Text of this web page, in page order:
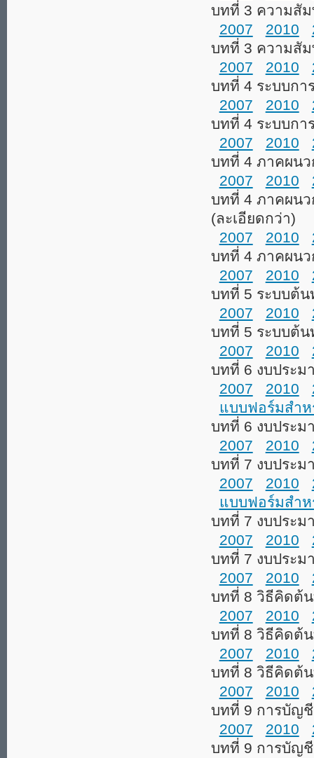
บทที่ 3 ความสั
2007
2010
บทที่ 3 ความสัม
2007
2010
บทที่ 4 ระบบก
2007
2010
บทที่ 4 ระบบกา
2007
2010
บทที่ 4 ภาคผนว
2007
2010
บทที่ 4 ภาคผนว
(ละเอียดกว่า)
2007
2010
บทที่ 4 ภาคผน
2007
2010
บทที่ 5 ระบบต้
2007
2010
บทที่ 5 ระบบต้น
2007
2010
บทที่ 6 งบประม
2007
2010
แบบฟอร์มสำห
บทที่ 6 งบประม
2007
2010
บทที่ 7 งบประ
2007
2010
แบบฟอร์มสำห
บทที่ 7 งบประ
2007
2010
บทที่ 7 งบประ
2007
2010
บทที่ 8 วิธีคิดต้
2007
2010
บทที่ 8 วิธีคิดต้
2007
2010
บทที่ 8 วิธีคิดต้
2007
2010
บทที่ 9 การบัญ
2007
2010
บทที่ 9 การบัญชี